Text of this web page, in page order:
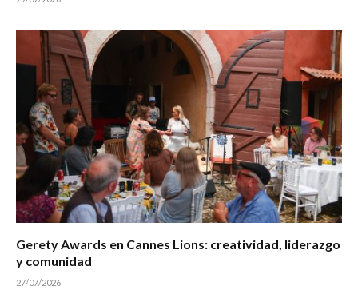
Gerety Awards en Cannes Lions: creatividad, liderazgo
y comunidad
27/07/2026